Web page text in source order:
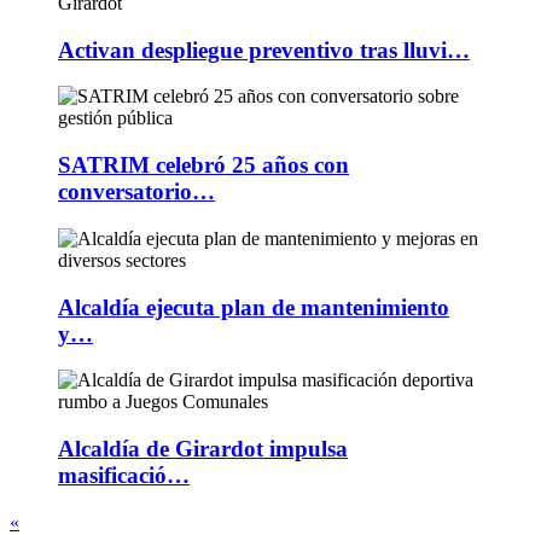
Activan despliegue preventivo tras lluvi…
SATRIM celebró 25 años con
conversatorio…
Alcaldía ejecuta plan de mantenimiento
y…
Alcaldía de Girardot impulsa
masificació…
«